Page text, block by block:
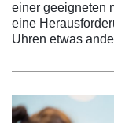
einer geeigneten
eine
Uhren etwas